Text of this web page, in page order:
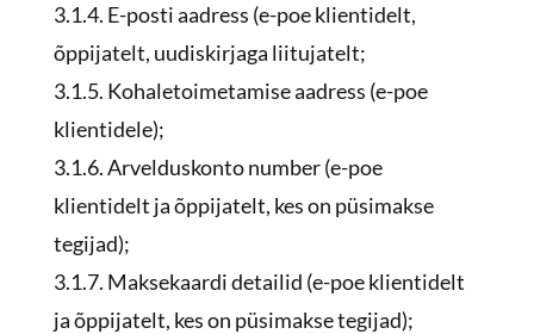
3.1.4. E-posti aadress (e-poe klientidelt,
õppijatelt, uudiskirjaga liitujatelt;
3.1.5. Kohaletoimetamise aadress (e-poe
klientidele);
3.1.6. Arvelduskonto number (e-poe
klientidelt ja õppijatelt, kes on püsimakse
tegijad);
3.1.7. Maksekaardi detailid (e-poe klientidelt
ja õppijatelt, kes on püsimakse tegijad);